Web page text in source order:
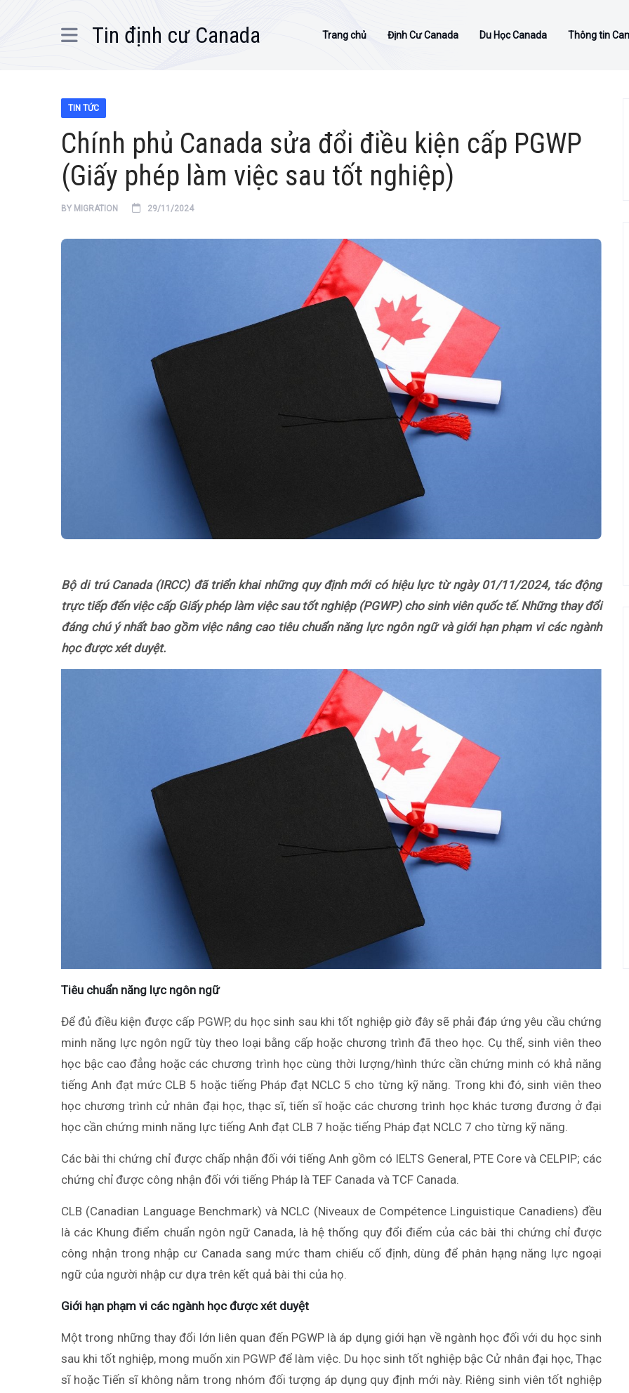
Tin định cư Canada Trang chủ Định Cư Canada Du Học Canada Thông tin
TIN TỨC
Chính phủ Canada sửa đổi điều kiện cấp PGWP
(Giấy phép làm việc sau tốt nghiệp)
BY MIGRATION 29/11/2024
Bộ di trú Canada (IRCC) đã triển khai những quy định mới có hiệu lực từ ngày 01/11/2024, tác động
trực tiếp đến việc cấp Giấy phép làm việc sau tốt nghiệp (PGWP) cho sinh viên quốc tế. Những thay đổi
đáng chú ý nhất bao gồm việc nâng cao tiêu chuẩn năng lực ngôn ngữ và giới hạn phạm vi các ngành
học được xét duyệt.
Tiêu chuẩn năng lực ngôn ngữ
Để đủ điều kiện được cấp PGWP, du học sinh sau khi tốt nghiệp giờ đây sẽ phải đáp ứng yêu cầu chứng
minh năng lực ngôn ngữ tùy theo loại bằng cấp hoặc chương trình đã theo học. Cụ thể, sinh viên theo
học bậc cao đẳng hoặc các chương trình học cùng thời lượng/hình thức cần chứng minh có khả năng
tiếng Anh đạt mức CLB 5 hoặc tiếng Pháp đạt NCLC 5 cho từng kỹ năng. Trong khi đó, sinh viên theo
học chương trình cử nhân đại học, thạc sĩ, tiến sĩ hoặc các chương trình học khác tương đương ở đại
học cần chứng minh năng lực tiếng Anh đạt CLB 7 hoặc tiếng Pháp đạt NCLC 7 cho từng kỹ năng.
Các bài thi chứng chỉ được chấp nhận đối với tiếng Anh gồm có IELTS General, PTE Core và CELPIP; các
chứng chỉ được công nhận đối với tiếng Pháp là TEF Canada và TCF Canada.
CLB (Canadian Language Benchmark) và NCLC (Niveaux de Compétence Linguistique Canadiens) đều
là các Khung điểm chuẩn ngôn ngữ Canada, là hệ thống quy đổi điểm của các bài thi chứng chỉ được
công nhận trong nhập cư Canada sang mức tham chiếu cố định, dùng để phân hạng năng lực ngoại
ngữ của người nhập cư dựa trên kết quả bài thi của họ.
Giới hạn phạm vi các ngành học được xét duyệt
Một trong những thay đổi lớn liên quan đến PGWP là áp dụng giới hạn về ngành học đối với du học sinh
sau khi tốt nghiệp, mong muốn xin PGWP để làm việc. Du học sinh tốt nghiệp bậc Cử nhân đại học, Thạc
sĩ hoặc Tiến sĩ không nằm trong nhóm đối tượng áp dụng quy định mới này. Riêng sinh viên tốt nghiệp